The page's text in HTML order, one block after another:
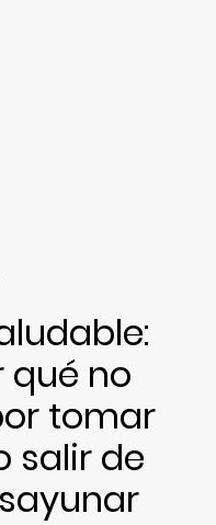
qué no
tomar
salir de